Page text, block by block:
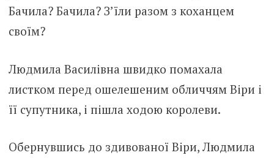
Бачила? Бачила? З’їли разом з коханцем
своїм?
Людмила Василівна швидко помахала
листком перед ошелешеним обличчям Віри і
її супутника, і пішла ходою королеви.
Обернувшись до здивованої Віри, Людмила